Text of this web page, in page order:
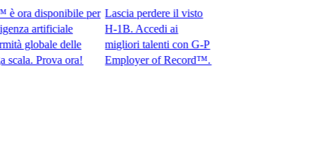
disponibile per
artificiale
globale delle
Prova ora!​​
Lascia perdere il visto
H-1B. Accedi ai
migliori talenti con G-P
Employer of Record™.​​